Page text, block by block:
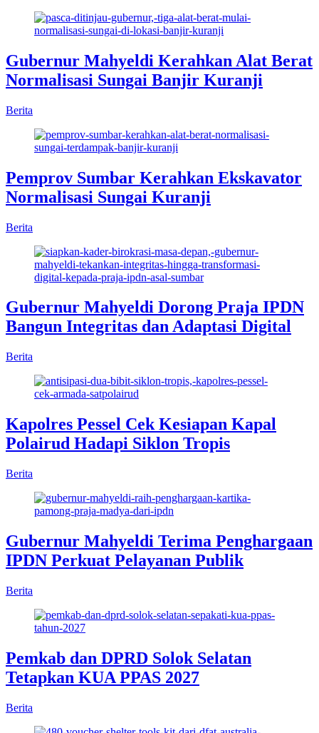
Gubernur Mahyeldi Kerahkan Alat Berat
Normalisasi Sungai Banjir Kuranji
Berita
Pemprov Sumbar Kerahkan Ekskavator
Normalisasi Sungai Kuranji
Berita
Gubernur Mahyeldi Dorong Praja IPDN
Bangun Integritas dan Adaptasi Digital
Berita
Kapolres Pessel Cek Kesiapan Kapal
Polairud Hadapi Siklon Tropis
Berita
Gubernur Mahyeldi Terima Penghargaan
IPDN Perkuat Pelayanan Publik
Berita
Pemkab dan DPRD Solok Selatan
Tetapkan KUA PPAS 2027
Berita